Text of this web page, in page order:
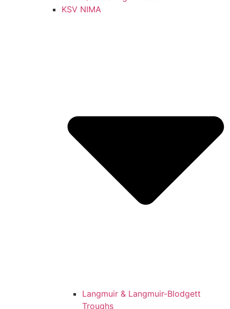
KSV NIMA
Langmuir & Langmuir-Blodgett
Troughs